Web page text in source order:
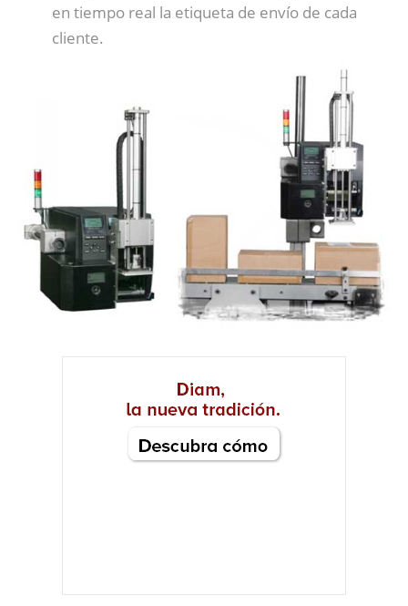
en tiempo real la etiqueta de envío de cada
cliente.